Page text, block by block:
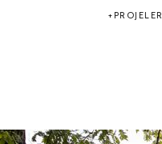
PROJELER